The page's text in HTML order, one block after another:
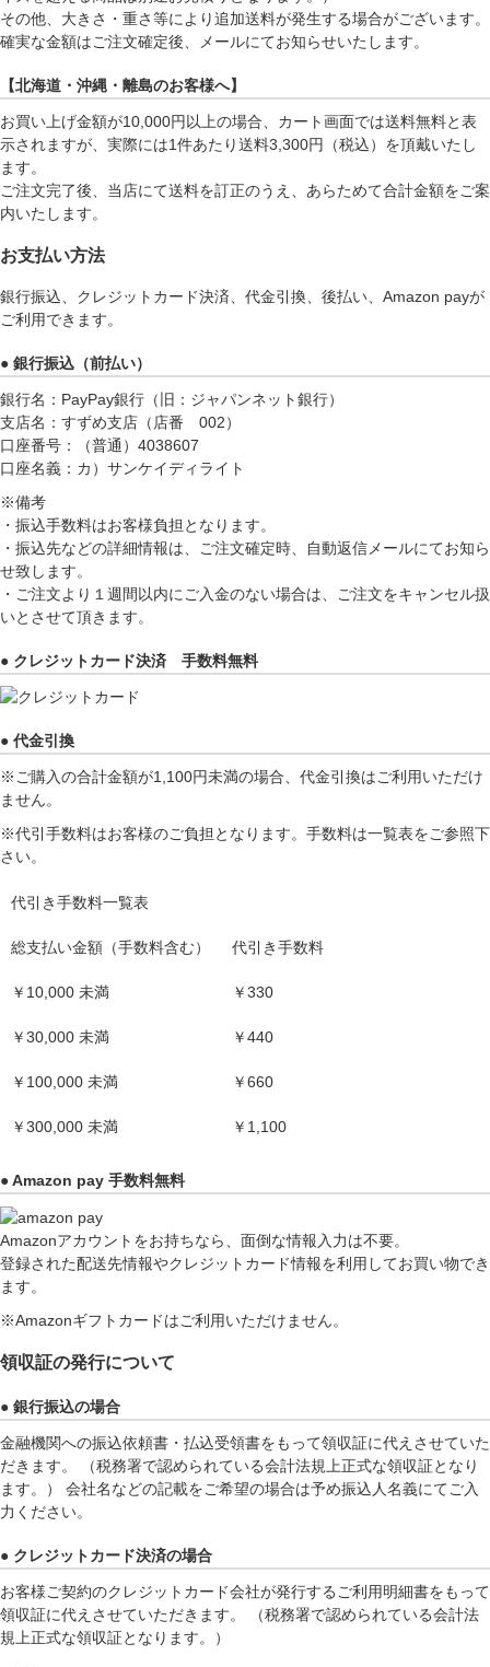
その他、大きさ・重さ等により追加送料が発生する場合がございます。
確実な金額はご注文確定後、メールにてお知らせいたします。
【北海道・沖縄・離島のお客様へ】
お買い上げ金額が10,000円以上の場合、カート画面では送料無料と表
示されますが、実際には1件あたり送料3,300円（税込）を頂戴いたし
ます。
ご注文完了後、当店にて送料を訂正のうえ、あらためて合計金額をご案
内いたします。
お支払い方法
銀行振込、クレジットカード決済、代金引換、後払い、Amazon payが
ご利用できます。
● 銀行振込（前払い）
銀行名：PayPay銀行（旧：ジャパンネット銀行）
支店名：すずめ支店（店番 002）
口座番号：（普通）4038607
口座名義：カ）サンケイディライト
※備考
・振込手数料はお客様負担となります。
・振込先などの詳細情報は、ご注文確定時、自動返信メールにてお知ら
せ致します。
・ご注文より１週間以内にご入金のない場合は、ご注文をキャンセル扱
いとさせて頂きます。
● クレジットカード決済 手数料無料
● 代金引換
※ご購入の合計金額が1,100円未満の場合、代金引換はご利用いただけ
ません。
※代引手数料はお客様のご負担となります。手数料は一覧表をご参照下
さい。
代引き手数料一覧表
総支払い金額（手数料含む） 代引き手数料
￥10,000 未満 ￥330
￥30,000 未満 ￥440
￥100,000 未満 ￥660
￥300,000 未満 ￥1,100
● Amazon pay 手数料無料
Amazonアカウントをお持ちなら、面倒な情報入力は不要。
登録された配送先情報やクレジットカード情報を利用してお買い物でき
ます。
※Amazonギフトカードはご利用いただけません。
領収証の発行について
● 銀行振込の場合
金融機関への振込依頼書・払込受領書をもって領収証に代えさせていた
だきます。 （税務署で認められている会計法規上正式な領収証となり
ます。） 会社名などの記載をご希望の場合は予め振込人名義にてご入
力ください。
● クレジットカード決済の場合
お客様ご契約のクレジットカード会社が発行するご利用明細書をもって
領収証に代えさせていただきます。 （税務署で認められている会計法
規上正式な領収証となります。）